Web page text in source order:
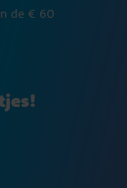
de € 60